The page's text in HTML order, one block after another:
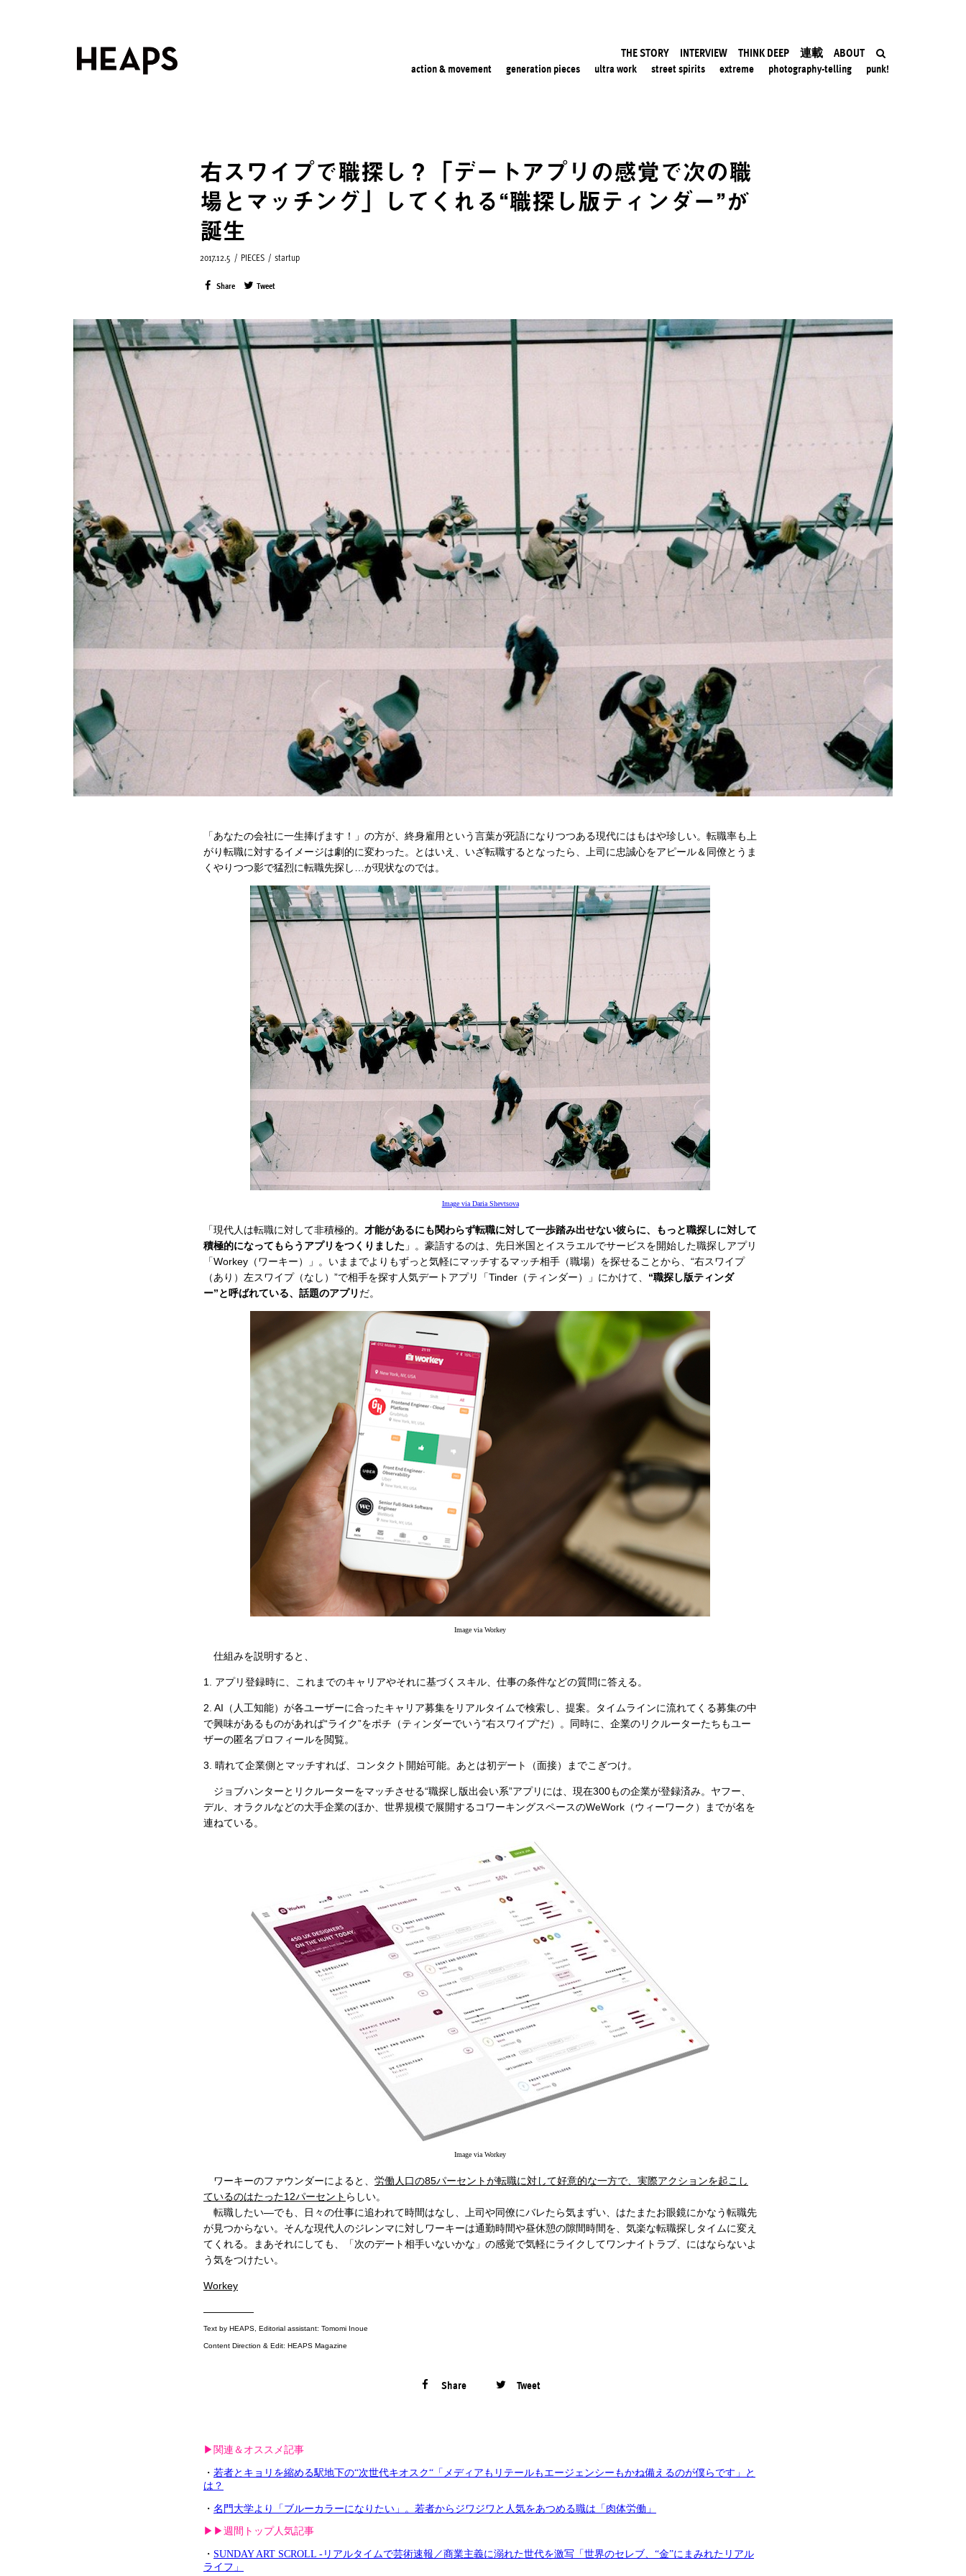
THE STORY INTERVIEW THINK DEEP 連載 ABOUT
action & movement generation pieces ultra work street spirits extreme photography-telling punk!
右スワイプで職探し？「デートアプリの感覚で次の職
場とマッチング」してくれる“職探し版ティンダー”が
誕生
2017.12.5 / PIECES / startup
Share Tweet
「あなたの会社に一生捧げます！」の方が、終身雇用という言葉が死語になりつつある現代にはもはや珍しい。転職率も上
がり転職に対するイメージは劇的に変わった。とはいえ、いざ転職するとなったら、上司に忠誠心をアピール＆同僚とうま
くやりつつ影で猛烈に転職先探し…が現状なのでは。
Image via Daria Shevtsova
「現代人は転職に対して非積極的。 才能があるにも関わらず転職に対して一歩踏み出せない彼らに、もっと職探しに対して
積極的になってもらうアプリをつくりました 」。豪語するのは、先日米国とイスラエルでサービスを開始した職探しアプリ
「Workey（ワーキー）」。いままでよりもずっと気軽にマッチするマッチ相手（職場）を探せることから、“右スワイプ
（あり）左スワイプ（なし）”で相手を探す人気デートアプリ「Tinder（ティンダー）」にかけて、 “職探し版ティンダ
ー”と呼ばれている、話題のアプリ だ。
Image via Workey
仕組みを説明すると、
1. アプリ登録時に、これまでのキャリアやそれに基づくスキル、仕事の条件などの質問に答える。
2. AI（人工知能）が各ユーザーに合ったキャリア募集をリアルタイムで検索し、提案。タイムラインに流れてくる募集の中
で興味があるものがあれば“ライク”をポチ（ティンダーでいう“右スワイプ”だ）。同時に、企業のリクルーターたちもユー
ザーの匿名プロフィールを閲覧。
3. 晴れて企業側とマッチすれば、コンタクト開始可能。あとは初デート（面接）までこぎつけ。
ジョブハンターとリクルーターをマッチさせる“職探し版出会い系”アプリには、現在300もの企業が登録済み。ヤフー、
デル、オラクルなどの大手企業のほか、世界規模で展開するコワーキングスペースのWeWork（ウィーワーク）までが名を
連ねている。
Image via Workey
ワーキーのファウンダーによると、 労働人口の85パーセントが転職に対して好意的な一方で、実際アクションを起こし
ているのはたった12パーセント らしい。
転職したい—でも、日々の仕事に追われて時間はなし、上司や同僚にバレたら気まずい、はたまたお眼鏡にかなう転職先
が見つからない。そんな現代人のジレンマに対しワーキーは通勤時間や昼休憩の隙間時間を、気楽な転職探しタイムに変え
てくれる。まあそれにしても、「次のデート相手いないかな」の感覚で気軽にライクしてワンナイトラブ、にはならないよ
う気をつけたい。
Workey
—————
Text by HEAPS, Editorial assistant: Tomomi Inoue
Content Direction & Edit: HEAPS Magazine
Share Tweet
▶︎関連＆オススメ記事
・ 若者とキョリを縮める駅地下の“次世代キオスク“「メディアもリテールもエージェンシーもかね備えるのが僕らです」と
は？
・ 名門大学より「ブルーカラーになりたい」。若者からジワジワと人気をあつめる職は「肉体労働」
▶︎▶︎週間トップ人気記事
・ SUNDAY ART SCROLL -リアルタイムで芸術速報／商業主義に溺れた世代を激写「世界のセレブ、“金”にまみれたリアル
ライフ」